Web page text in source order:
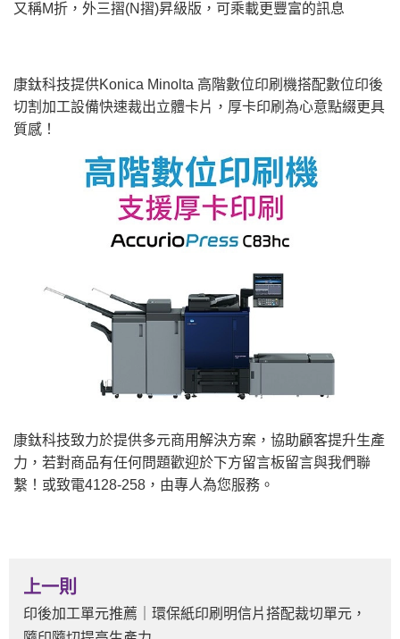
又稱M折，外三摺(N摺)昇級版，可乘載更豐富的訊息
康鈦科技提供Konica Minolta 高階數位印刷機搭配數位印後
切割加工設備快速裁出立體卡片，厚卡印刷為心意點綴更具
質感！
康鈦科技致力於提供多元商用解決方案，協助顧客提升生產
力，若對商品有任何問題歡迎於下方留言板留言與我們聯
繫！或致電4128-258，由專人為您服務。
上一則
印後加工單元推薦｜環保紙印刷明信片搭配裁切單元，